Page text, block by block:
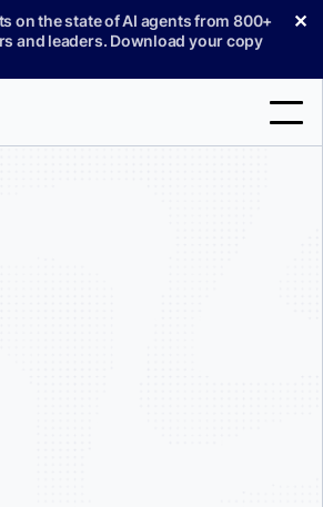
on the state of AI agents from 800+
and leaders. Download your copy
✕